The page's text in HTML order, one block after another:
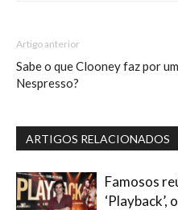
Artigo anterior
Sabe o que Clooney faz por um
Nespresso?
ARTIGOS RELACIONADOS
Famosos